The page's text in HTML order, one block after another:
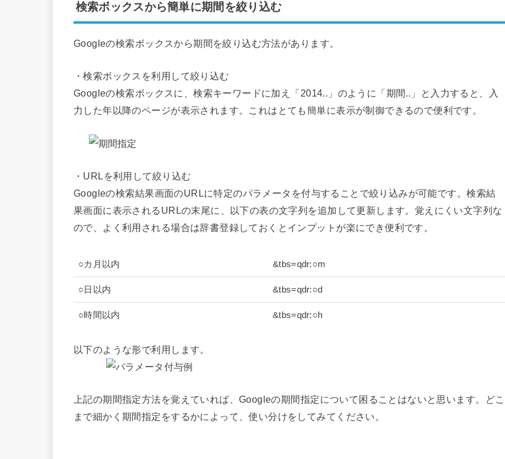
検索ボックスから簡単に期間を絞り込む
Googleの検索ボックスから期間を絞り込む方法があります。
・検索ボックスを利用して絞り込む
Googleの検索ボックスに、検索キーワードに加え「2014..」のように「期間..」と入力すると、入
力した年以降のページが表示されます。これはとても簡単に表示が制御できるので便利です。
・URLを利用して絞り込む
Googleの検索結果画面のURLに特定のパラメータを付与することで絞り込みが可能です。検索結
果画面に表示されるURLの末尾に、以下の表の文字列を追加して更新します。覚えにくい文字列な
ので、よく利用される場合は辞書登録しておくとインプットが楽にでき便利です。
○カ月以内 &tbs=qdr:○m
○日以内 &tbs=qdr:○d
○時間以内 &tbs=qdr:○h
以下のような形で利用します。
上記の期間指定方法を覚えていれば、Googleの期間指定について困ることはないと思います。どこ
まで細かく期間指定をするかによって、使い分けをしてみてください。